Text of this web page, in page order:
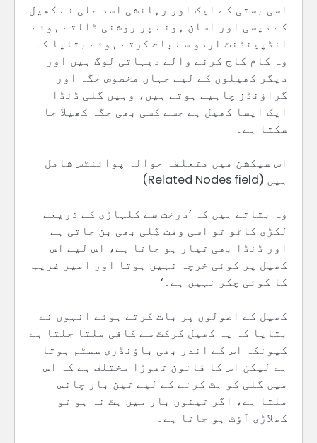
اسی بستی کے ایک اور رہائشی اسد علی نے کھیل
کے دیسی اور آسان ہونے پر روشنی ڈالتے ہوئے
انڈپینڈنٹ اردو سے بات کرتے ہوئے بتایا کہ
وہ کام کاج کرنے والے دیہاتی لوگ ہیں اور
دیگر کھیلوں کے لیے جہاں مخصوص جگہ اور
گراؤنڈز چاہیے ہوتے ہیں، وہیں گلی ڈنڈا
ایک ایسا کھیل ہے جسے کسی بھی جگہ کھیلا جا
سکتا ہے۔
اس سیکشن میں متعلقہ حوالہ پوائنٹس شامل
ہیں (Related Nodes field)
وہ بتاتے ہیں کہ ’درخت سے کلہاڑی کے ذریعے
لکڑی کاٹو تو اسی وقت گِلی بھی بن جاتی ہے
اور ڈنڈا بھی تیار ہو جاتا ہے، اس لیے اس
کھیل پر کوئی خرچہ نہیں ہوتا اور امیر غریب
کا کوئی چکر نہیں ہے۔‘
کھیل کے اصولوں پر بات کرتے ہوئے انہوں نے
بتایا کہ یہ کھیل کرکٹ سے کافی ملتا جلتا ہے
کیونکہ اس کے اندر بھی باؤنڈری سسٹم ہوتا
ہے لیکن اس کا قانون تھوڑا مختلف ہے کہ اس
میں گلی کو ہٹ کرنے کے لیے تین بار چانس
ملتا ہے، اگر تینوں بار میں ہٹ نہ ہو تو
کھلاڑی آؤٹ ہو جاتا ہے۔